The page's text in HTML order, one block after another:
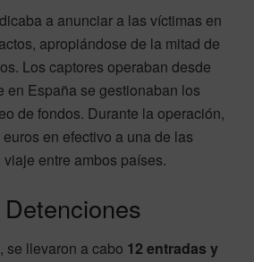
a anunciar a las víctimas en
apropiándose de la mitad de
Los captores operaban desde
en España se gestionaban los
de fondos. Durante la operación,
en efectivo a una de las
entre ambos países.
se llevaron a cabo 12 entradas y